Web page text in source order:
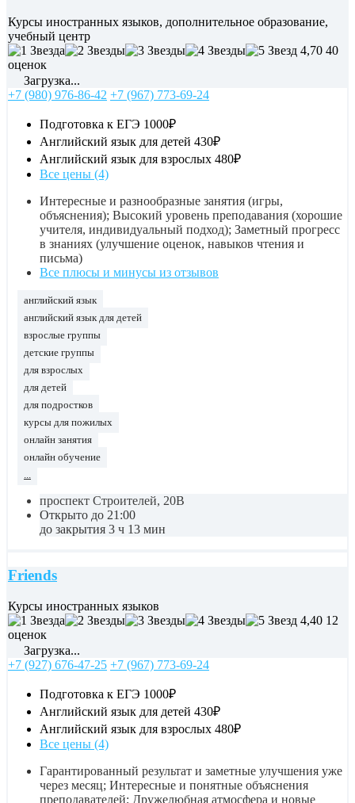
Курсы иностранных языков, дополнительное образование,
учебный центр
4,70 40
оценок
Загрузка...
+7 (980) 976-86-42 +7 (967) 773-69-24
Подготовка к ЕГЭ 1000₽
Английский язык для детей 430₽
Английский язык для взрослых 480₽
Все цены (4)
Интересные и разнообразные занятия (игры,
объяснения); Высокий уровень преподавания (хорошие
учителя, индивидуальный подход); Заметный прогресс
в знаниях (улучшение оценок, навыков чтения и
письма)
Все плюсы и минусы из отзывов
английский язык
английский язык для детей
взрослые группы
детские группы
для взрослых
для детей
для подростков
курсы для пожилых
онлайн занятия
онлайн обучение
проспект Строителей, 20В
Открыто до 21:00
до закрытия 3 ч 13 мин
Friends
Курсы иностранных языков
4,40 12
оценок
Загрузка...
+7 (927) 676-47-25 +7 (967) 773-69-24
Подготовка к ЕГЭ 1000₽
Английский язык для детей 430₽
Английский язык для взрослых 480₽
Все цены (4)
Гарантированный результат и заметные улучшения уже
через месяц; Интересные и понятные объяснения
преподавателей; Дружелюбная атмосфера и новые